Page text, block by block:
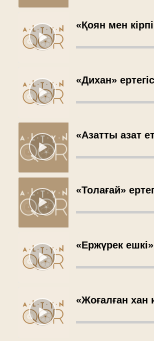
«Қоян мен
«Дихан»
«Азатты азат
«Толағай»
«Ержүрек
«Жоғалған хан